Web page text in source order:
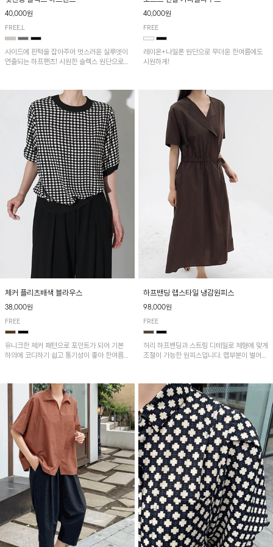
40,000원
FREE,L
사이드에 핀턱을 잡아주어 멋스러운 실루엣이
연출되는 하프팬츠! 시원한 슬랙스 원단으로
40,000원
FREE
레이온+나일론 원단으로 무더운 한여름에도
시원하게!
체커 플리츠배색 블라우스
38,000원
FREE
유니크한 체커 패턴으로 포인트가 되어 기본
하의에 코디하기 쉽고 통기성이 좋아 한여름에
하프밴딩 랩스타일 냉감원피스
98,000원
FREE
허리 하프밴딩과 스트링 디테일로 체형에 맞게
조절이 가능한 원피스입니다. 랩부분이 벌어지
뛰어나 한여름에도 쾌적하게 입기 좋아요^^